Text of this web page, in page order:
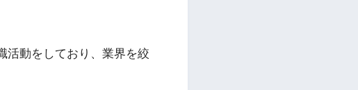
活動をしており、業界を絞